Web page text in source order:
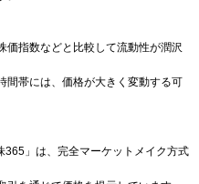
価指数などと比較して流動性が潤沢
間帯には、価格が大きく変動する可
365」は、完全マーケットメイク方式